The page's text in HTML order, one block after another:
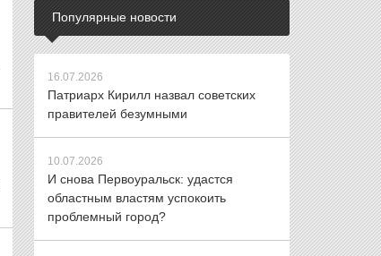
Популярные новости
16.07.2026
Патриарх Кирилл назвал советских
правителей безумными
10.07.2026
И снова Первоуральск: удастся
областным властям успокоить
проблемный город?